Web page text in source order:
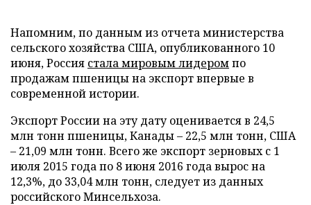
Напомним, по данным из отчета министерства
сельского хозяйства США, опубликованного 10
июня, Россия стала мировым лидеромпо
продажам пшеницы на экспорт впервые в
современной истории.
Экспорт России на эту дату оценивается в 24,5
млн тонн пшеницы, Канады – 22,5 млн тонн, США
– 21,09 млн тонн. Всего же экспорт зерновых с 1
июля 2015 года по 8 июня 2016 года вырос на
12,3%, до 33,04 млн тонн, следует из данных
российского Минсельхоза.